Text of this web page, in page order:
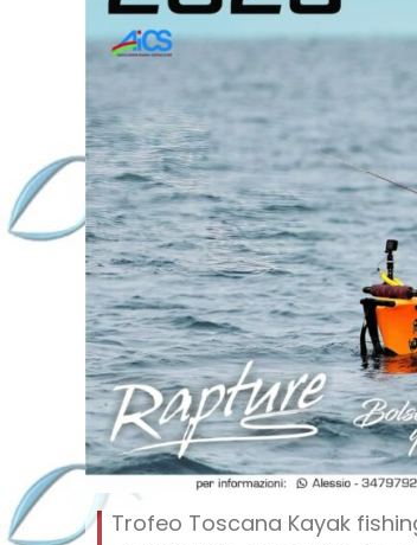
Trofeo Toscana Kayak